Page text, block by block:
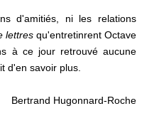
d'amitiés, ni les relations
lettres qu'entretinrent Octave
à ce jour retrouvé aucune
d'en savoir plus.
Bertrand Hugonnard-Roche